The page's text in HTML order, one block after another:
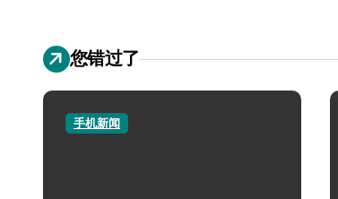
您错过了
手机新闻